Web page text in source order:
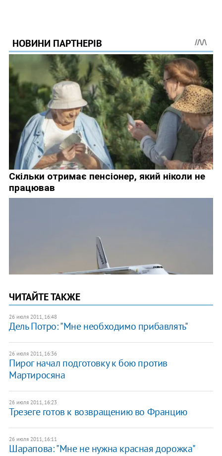
ЧИТАЙТЕ ТАКЖЕ
26 июля 2011, 16:48
Дель Потро: "Мне необходимо прибавлять"
26 июля 2011, 16:36
Пирог начал подготовку к бою против
Мартиросяна
26 июля 2011, 16:23
Трезеге готов к возвращению во Францию
26 июля 2011, 16:11
Шарапова: "Мне не нужна красная дорожка"